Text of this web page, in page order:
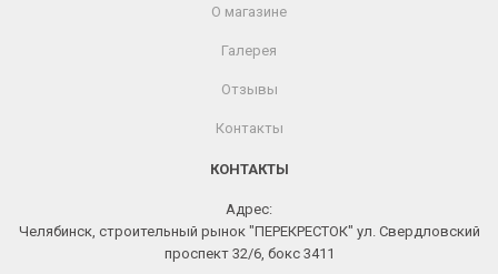
О магазине
Галерея
Отзывы
Контакты
КОНТАКТЫ
Адрес:
Челябинск, строительный рынок "ПЕРЕКРЕСТОК" ул. Свердловский
проспект 32/6, бокс 3411